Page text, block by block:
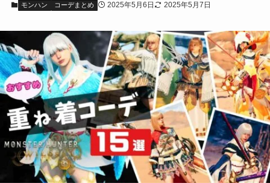
モンハン コーデまとめ 2025年5月6日 2025年5月7日